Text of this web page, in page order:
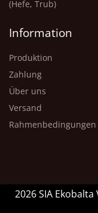
(Hefe, Trub)
Information
Produktion
Zahlung
Über uns
Versand
Rahmenbedingungen
2026 SIA Ekobalta